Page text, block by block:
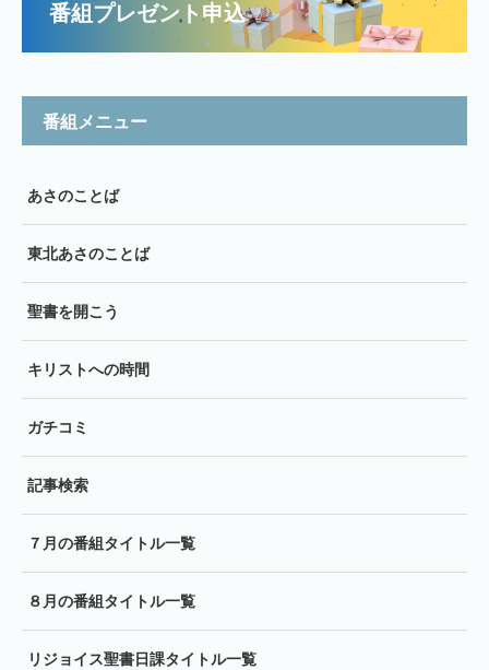
番組プレゼント申込
番組メニュー
あさのことば
東北あさのことば
聖書を開こう
キリストへの時間
ガチコミ
記事検索
７月の番組タイトル一覧
８月の番組タイトル一覧
リジョイス聖書日課タイトル一覧